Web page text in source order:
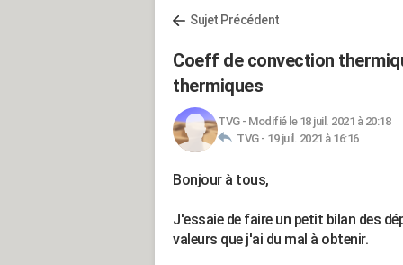
Sujet Précédent
Coeff de convection
thermiques
TVG- Modifié le 18 juil. 2021 à 20:18
TVG - 19 juil. 2021 à 16:16
Bonjour à tous,
J'essaie de faire un petit bilan des
valeurs que j'ai du mal à obtenir.